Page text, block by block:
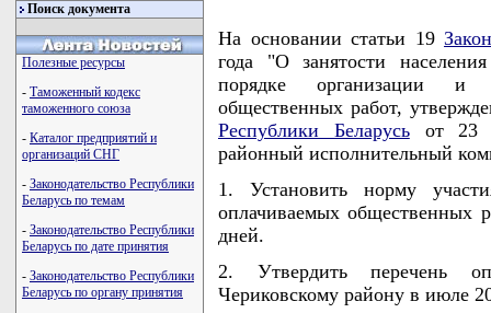
Поиск документа
Полезные ресурсы
- Таможенный кодекс
таможенного союза
- Каталог предприятий и
организаций СНГ
- Законодательство Республики
Беларусь по темам
- Законодательство Республики
Беларусь по дате принятия
- Законодательство Республики
Беларусь по органу принятия
На основании статьи 19
года "О занятости
порядке организации и
общественных работ,
Республики Беларусьот 23
районный исполнительный
1. Установить норму
оплачиваемых общественных
дней.
2. Утвердить перечень
Чериковскому району в июле